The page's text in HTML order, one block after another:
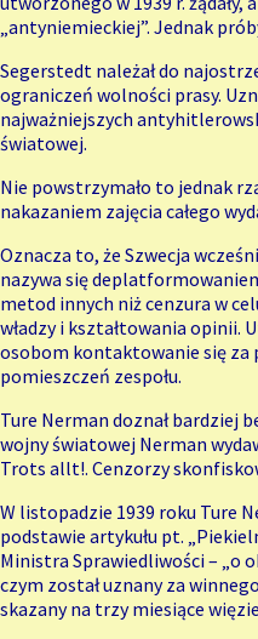
„antyniemieckiej”. Jednak
Segerstedt należał do
ograniczeń wolności prasy.
najważniejszych
światowej.
Nie powstrzymało to jednak
nakazaniem zajęcia całego
Oznacza to, że Szwecja
nazywa się
metod innych niż cenzura w
władzy i kształtowania opinii.
osobom kontaktowanie się za
pomieszczeń zespołu.
Ture Nerman doznał bardziej
wojny światowej Nerman
Trots allt!. Cenzorzy
W listopadzie 1939 roku Ture
podstawie artykułu pt.
Ministra Sprawiedliwości – „o
czym został uznany za
skazany na trzy miesiące